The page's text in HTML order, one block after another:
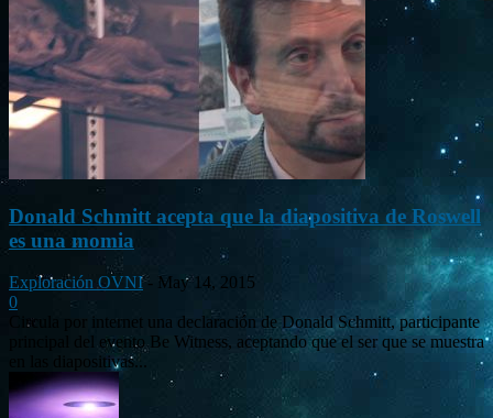
Donald Schmitt acepta que la diapositiva de Roswell
es una momia
Exploración OVNI - May 14, 2015
0
Circula por internet una declaración de Donald Schmitt, participante
principal del evento Be Witness, aceptando que el ser que se muestra
en las diapositivas...